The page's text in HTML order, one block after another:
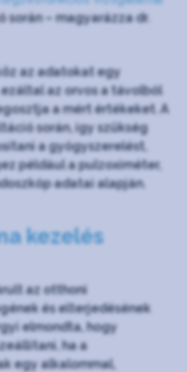
– magyarázza dr.
az adatokat egy
az orvos a távolból
a mért értékeket. A
során, így szükség
a gyógyszerelést,
például a pulzoximéter,
adatai alapján.
kezelés
az otthoni
és elterjedésének
elmondta, hogy
ha a
egy alkalommal,